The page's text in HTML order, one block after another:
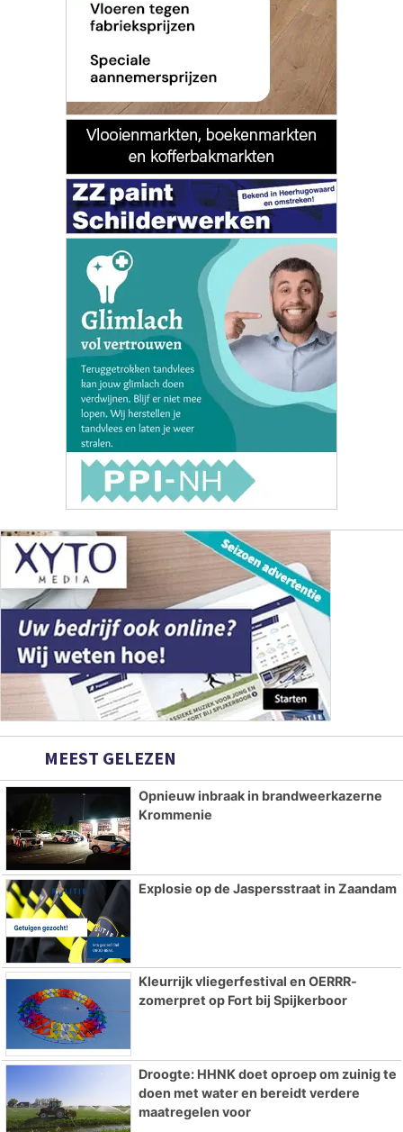
MEEST GELEZEN
Opnieuw inbraak in brandweerkazerne
Krommenie
Explosie op de Jaspersstraat in Zaandam
Kleurrijk vliegerfestival en OERRR-
zomerpret op Fort bij Spijkerboor
Droogte: HHNK doet oproep om zuinig te
doen met water en bereidt verdere
maatregelen voor